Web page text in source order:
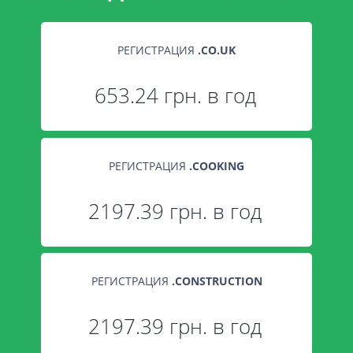
РЕГИСТРАЦИЯ .CO.UK
653.24 грн. в год
РЕГИСТРАЦИЯ .COOKING
2197.39 грн. в год
РЕГИСТРАЦИЯ .CONSTRUCTION
2197.39 грн. в год